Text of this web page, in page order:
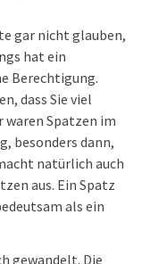
gar nicht glauben,
hat ein
Berechtigung.
dass Sie viel
waren Spatzen im
besonders dann,
natürlich auch
aus. Ein Spatz
als ein
gewandelt. Die